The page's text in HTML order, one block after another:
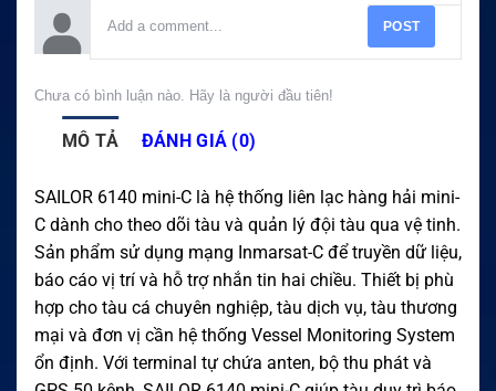
POST
Chưa có bình luận nào. Hãy là người đầu tiên!
MÔ TẢ ĐÁNH GIÁ (0)
SAILOR 6140 mini-C là hệ thống liên lạc hàng hải mini-
C dành cho theo dõi tàu và quản lý đội tàu qua vệ tinh.
Sản phẩm sử dụng mạng Inmarsat-C để truyền dữ liệu,
báo cáo vị trí và hỗ trợ nhắn tin hai chiều. Thiết bị phù
hợp cho tàu cá chuyên nghiệp, tàu dịch vụ, tàu thương
mại và đơn vị cần hệ thống Vessel Monitoring System
ổn định. Với terminal tự chứa anten, bộ thu phát và